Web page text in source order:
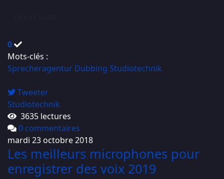
0
Mots-clés :
Sprecheragentur Dubbing Studiotechnik
Tweeter
Studiotechnik
3635 lectures
0 commentaires
mardi 23 octobre 2018
Les meilleurs microphones pour
enregistrer des voix 2019